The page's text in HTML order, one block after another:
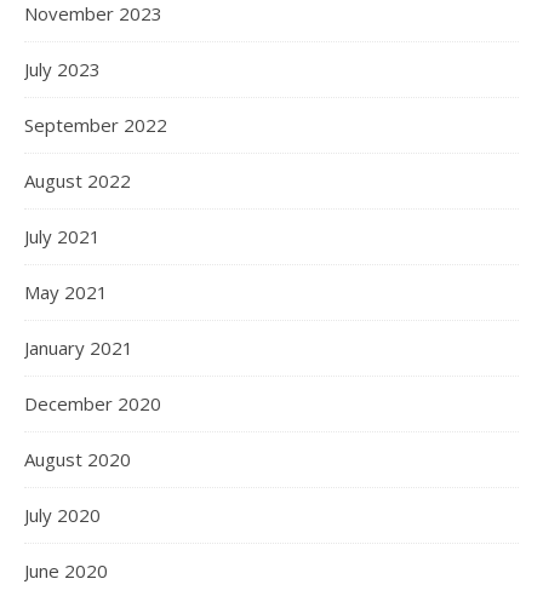
November 2023
July 2023
September 2022
August 2022
July 2021
May 2021
January 2021
December 2020
August 2020
July 2020
June 2020